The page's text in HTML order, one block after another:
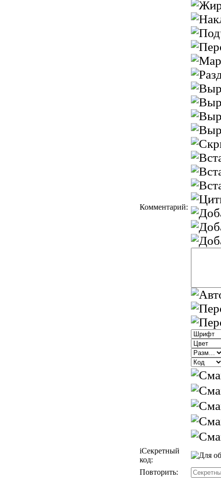
Комментарий:
iСекретный
код:
Повторить: